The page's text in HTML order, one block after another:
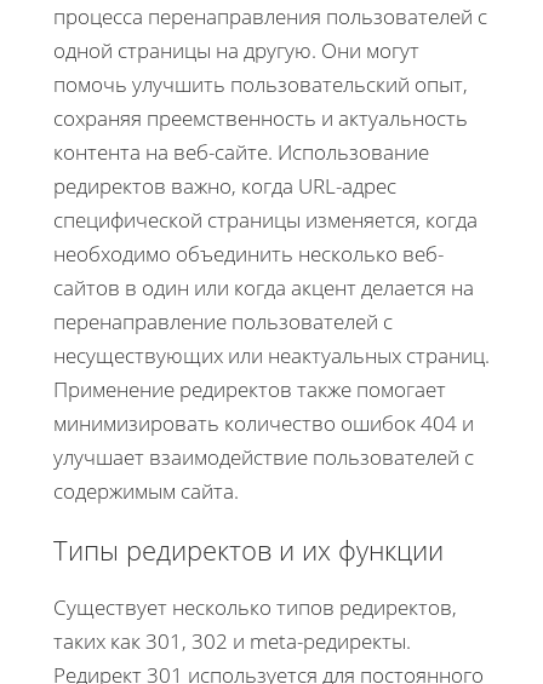
процесса перенаправления пользователей с
одной страницы на другую. Они могут
помочь улучшить пользовательский опыт,
сохраняя преемственность и актуальность
контента на веб-сайте. Использование
редиректов важно, когда URL-адрес
специфической страницы изменяется, когда
необходимо объединить несколько веб-
сайтов в один или когда акцент делается на
перенаправление пользователей с
несуществующих или неактуальных страниц.
Применение редиректов также помогает
минимизировать количество ошибок 404 и
улучшает взаимодействие пользователей с
содержимым сайта.
Типы редиректов и их функции
Существует несколько типов редиректов,
таких как 301, 302 и meta-редиректы.
Редирект 301 используется для постоянного